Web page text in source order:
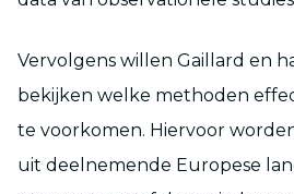
Vervolgens willen Gaillard en
bekijken welke methoden
te voorkomen. Hiervoor
uit deelnemende Europese